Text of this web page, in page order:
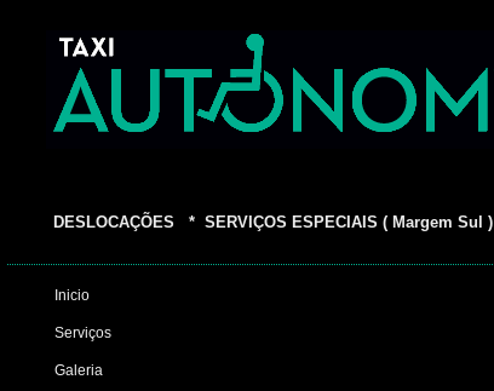
DESLOCAÇÕES * SERVIÇOS ESPECIAIS ( Margem Sul )
Inicio
Serviços
Galeria